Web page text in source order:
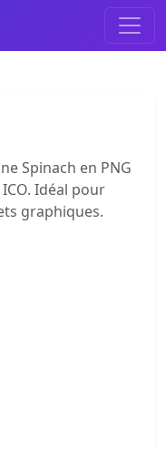
Spinach en PNG
Idéal pour
graphiques.